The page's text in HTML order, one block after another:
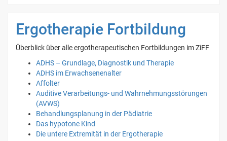
Ergotherapie Fortbildung
Überblick über alle ergotherapeutischen Fortbildungen im ZiFF
ADHS – Grundlage, Diagnostik und Therapie
ADHS im Erwachsenenalter
Affolter
Auditive Verarbeitungs- und Wahrnehmungsstörungen
(AVWS)
Behandlungsplanung in der Pädiatrie
Das hypotone Kind
Die untere Extremität in der Ergotherapie